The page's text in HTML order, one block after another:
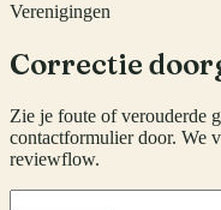
Verenigingen
Correctie
Zie je foute of verouderde
contactformulier door. We
reviewflow.